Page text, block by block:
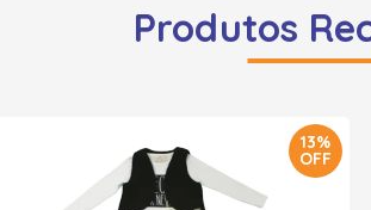
Produtos
13%
OFF